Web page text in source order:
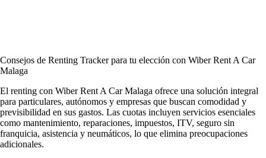
Consejos de Renting Tracker para tu elección con Wiber Rent A Car
Malaga
El renting con Wiber Rent A Car Malaga ofrece una solución integral
para particulares, autónomos y empresas que buscan comodidad y
previsibilidad en sus gastos. Las cuotas incluyen servicios esenciales
como mantenimiento, reparaciones, impuestos, ITV, seguro sin
franquicia, asistencia y neumáticos, lo que elimina preocupaciones
adicionales.